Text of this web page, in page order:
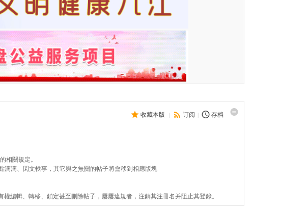
收藏本版 | 订阅 | 存档
的相關規定。
滴、閑文軼事，其它與之無關的帖子將會移到相應版塊
編輯、轉移、鎖定甚至刪除帖子，屢屢違規者，注銷其注冊名并阻止其登錄。